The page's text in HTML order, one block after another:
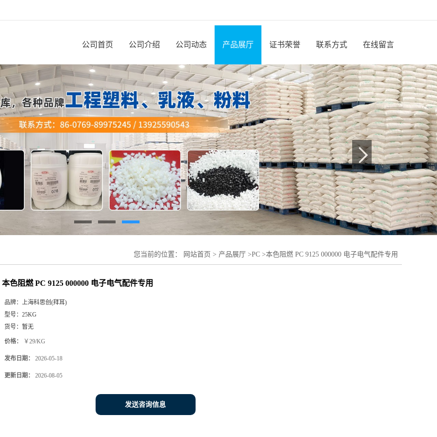
公司首页 公司介绍 公司动态 产品展厅 证书荣誉 联系方式 在线留言
您当前的位置： 网站首页 > 产品展厅 >PC >本色阻燃 PC 9125 000000 电子电气配件专用
本色阻燃 PC 9125 000000 电子电气配件专用
品牌： 上海科思创(拜耳)
型号： 25KG
货号： 暂无
价格： ￥29/KG
发布日期： 2026-05-18
更新日期： 2026-08-05
发送咨询信息